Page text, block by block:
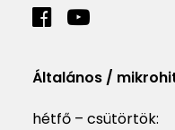
Általános /
hétfő – csütörtök: